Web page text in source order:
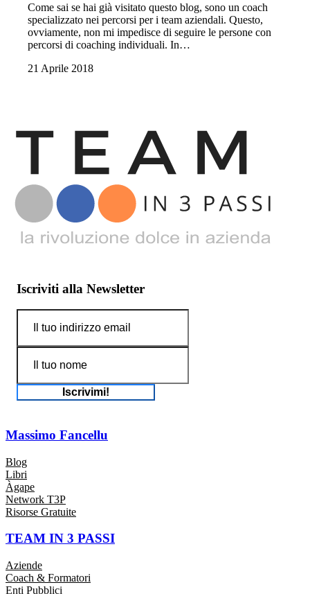
Come sai se hai già visitato questo blog, sono un coach
specializzato nei percorsi per i team aziendali. Questo,
ovviamente, non mi impedisce di seguire le persone con
percorsi di coaching individuali. In…
21 Aprile 2018
Iscriviti alla Newsletter
Iscrivimi!
Massimo Fancellu
Blog
Libri
Àgape
Network T3P
Risorse Gratuite
TEAM IN 3 PASSI
Aziende
Coach & Formatori
Enti Pubblici